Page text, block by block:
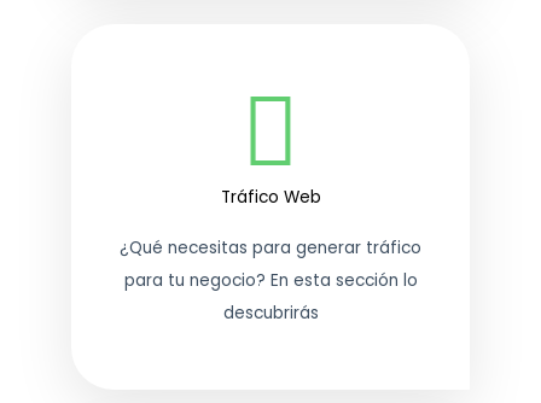
Tráfico Web
¿Qué necesitas para generar tráfico
para tu negocio? En esta sección lo
descubrirás